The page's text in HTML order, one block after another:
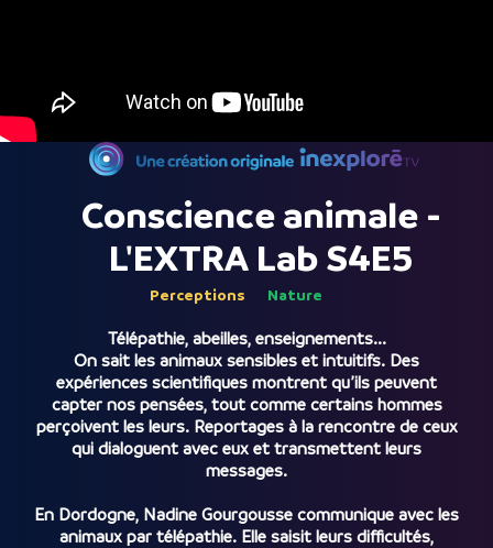
Conscience animale -
L'EXTRA Lab S4E5
Perceptions Nature
Télépathie, abeilles, enseignements...
On sait les animaux sensibles et intuitifs. Des
expériences scientifiques montrent qu’ils peuvent
capter nos pensées, tout comme certains hommes
perçoivent les leurs. Reportages à la rencontre de ceux
qui dialoguent avec eux et transmettent leurs
messages.
En Dordogne, Nadine Gourgousse communique avec les
animaux par télépathie. Elle saisit leurs difficultés,